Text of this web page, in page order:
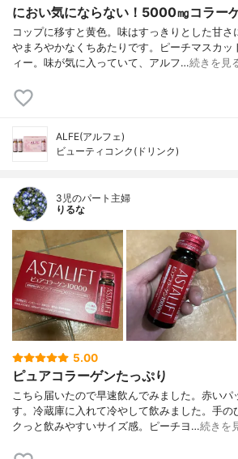
におい気にならない！5000㎎コラー
コップに移すと黄色。味はすっきりとした甘
やまろやかなくちあたりです。ピーチマスカッ
ィー。味が気に入っていて、アルフ…続きを見
ALFE(アルフェ)
ビューティコンク(ドリンク)
3児のパート主婦
りるな
5.00
ピュアコラーゲンたっぷり
こちら届いたので早速飲んでみました。赤いパ
す。冷蔵庫に入れて冷やして飲みました。手の
クっと飲みやすいサイズ感。ピーチヨ…続きを